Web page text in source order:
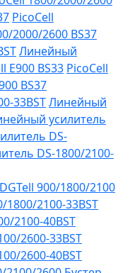
PicoCell
2000/2600 BS37
Линейный
E900 BS33 PicoCell
BS37
33BSTЛинейный
усилитель
DS-
DS-1800/2100-
900/1800/2100
2100-33BST
2100-40BST
2600-33BST
2600-40BST